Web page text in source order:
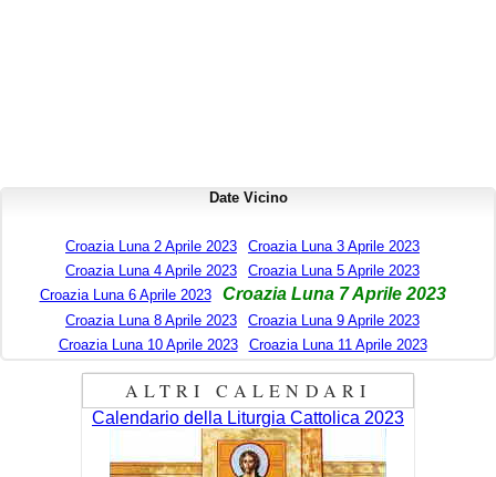
Date Vicino
Croazia Luna 2 Aprile 2023
Croazia Luna 3 Aprile 2023
Croazia Luna 4 Aprile 2023
Croazia Luna 5 Aprile 2023
Croazia Luna 6 Aprile 2023
Croazia Luna 7 Aprile 2023
Croazia Luna 8 Aprile 2023
Croazia Luna 9 Aprile 2023
Croazia Luna 10 Aprile 2023
Croazia Luna 11 Aprile 2023
ALTRI CALENDARI
Calendario della Liturgia Cattolica 2023